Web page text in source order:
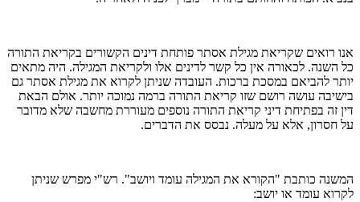
אנו רואים שקריאת מגילת אסתר פותחת דינים הקשורים בקריאת התורה
כל השנה. לכאורה אין כל קשר לדינים אלו ולקריאת המגילה. היה מתאים
יותר להביאם במסכת ברכות. העובדה שניתן לקרוא את מגילת אסתר גם
בישיבה עושה רושם שזו קריאת התורה ברמה נמוכה יותר. אולם הבאת
דין זה בפתיחת דיני קריאת התורה נוספים מעוררת מחשבה שלא מדובר
על חסרון, אלא על מעלה. נבסס את הדברים.
המשנה כותבת "הקורא את המגילה עומד ויושב". רש"י מפרש שניתן
לקרוא עומד או יושב: